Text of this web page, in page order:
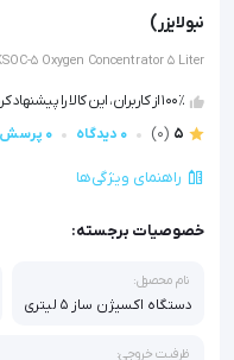
نبولایزر)
5 Oxygen Concentrator 5 Liter
100٪ از کاربران، این کالا را پیشنهاد کرده اند.
5
(0) 0 دیدگاه 0 پرسش
راهنمای ویژگی‌ها
خصوصیات برجسته:
نام محصول:
دستگاه اکسیژن ساز 5 لیتری
ظرفیت خروجی: